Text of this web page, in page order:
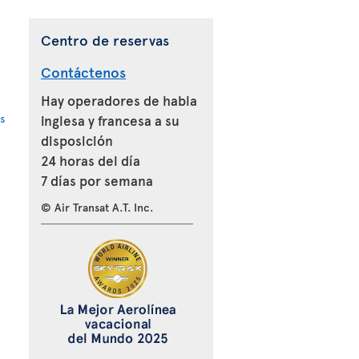
Centro de reservas
Contáctenos
Hay operadores de habla
inglesa y francesa a su
disposición
24 horas del día
7 días por semana
© Air Transat A.T. Inc.